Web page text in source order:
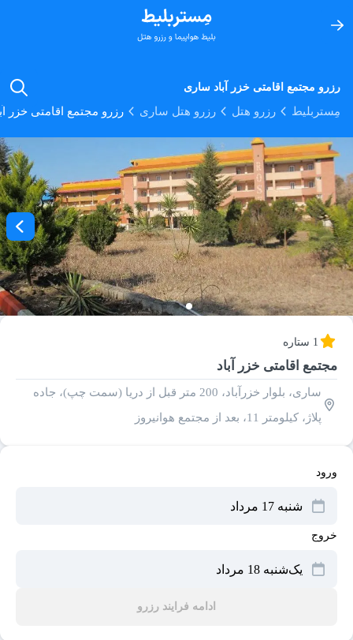
رزرو مجتمع اقامتی خزر آباد ساری
مِستربلیط رزرو هتل رزرو هتل ساری رزرو مجتمع اقامتی خزر
1 ستاره
مجتمع اقامتی خزر آباد
ساری، بلوار خزرآباد، 200 متر قبل از دریا (سمت چپ)، جاده
پلاژ، کیلومتر 11، بعد از مجتمع هوانیروز
ورود
خروج
ادامه فرایند رزرو